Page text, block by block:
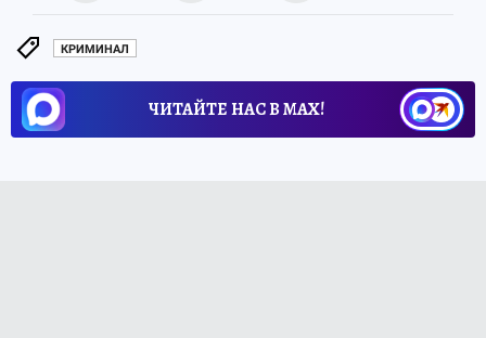
КРИМИНАЛ
ЧИТАЙТЕ НАС В МАХ!